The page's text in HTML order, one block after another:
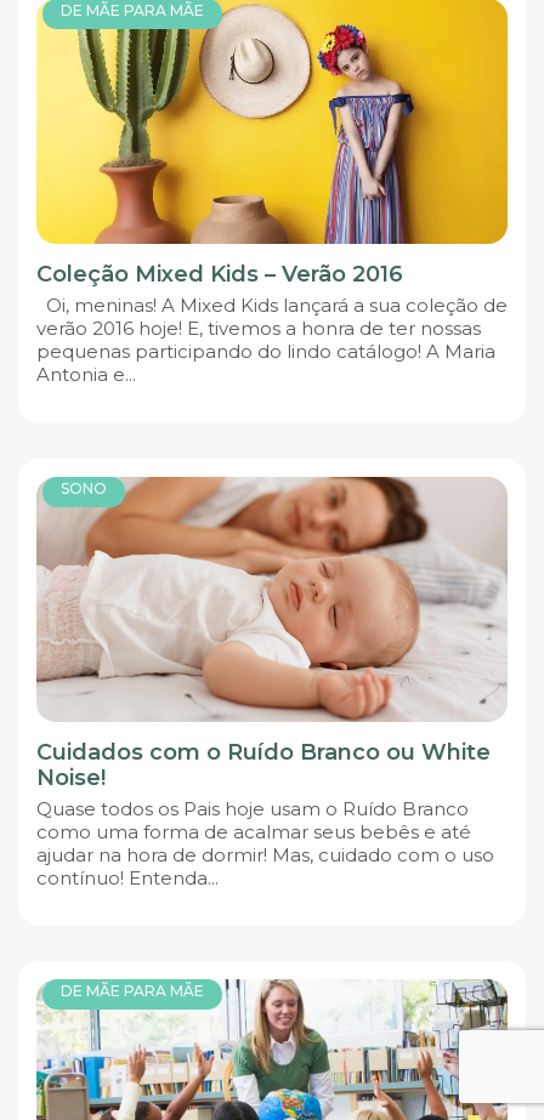
DE MÃE PARA MÃE
Coleção Mixed Kids – Verão 2016
Oi, meninas! A Mixed Kids lançará a sua coleção de
verão 2016 hoje! E, tivemos a honra de ter nossas
pequenas participando do lindo catálogo! A Maria
Antonia e...
SONO
Cuidados com o Ruído Branco ou White
Noise!
Quase todos os Pais hoje usam o Ruído Branco
como uma forma de acalmar seus bebês e até
ajudar na hora de dormir! Mas, cuidado com o uso
contínuo! Entenda...
DE MÃE PARA MÃE